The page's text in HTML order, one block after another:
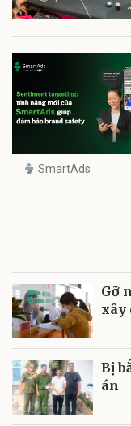
SmartAds
Gỡ
xây
Bị
án